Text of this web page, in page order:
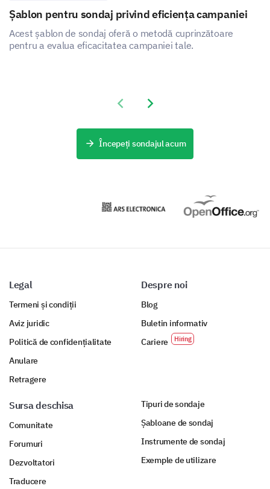
Șablon pentru sondaj privind eficiența campaniei
Acest șablon de sondaj oferă o metodă cuprinzătoare
pentru a evalua eficacitatea campaniei tale.
Previous slide
Next slide
Începeți sondajul acum
Legal
Termeni și condiții
Aviz juridic
Politică de confidențialitate
Anulare
Retragere
Despre noi
Blog
Buletin informativ
Cariere
Sursa deschisa
Comunitate
Forumuri
Dezvoltatori
Traducere
Tipuri de sondaje
Șabloane de sondaj
Instrumente de sondaj
Exemple de utilizare